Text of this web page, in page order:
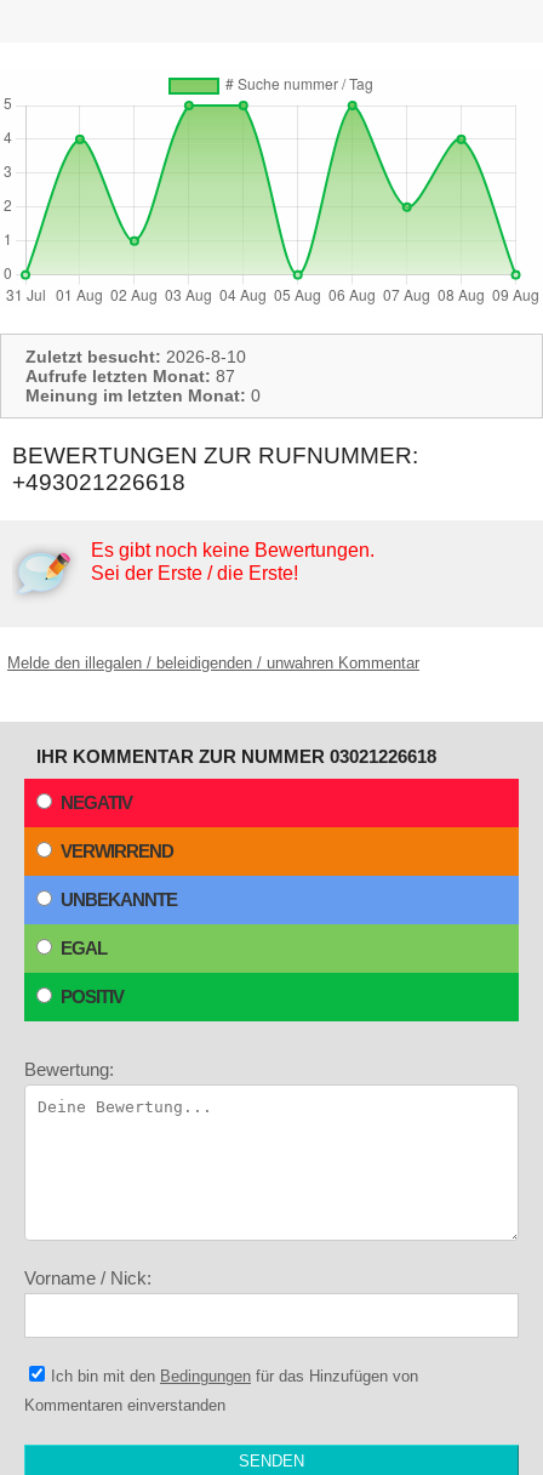
Zuletzt besucht: 2026-8-10
Aufrufe letzten Monat: 87
Meinung im letzten Monat: 0
BEWERTUNGEN ZUR RUFNUMMER:
+493021226618
Es gibt noch keine Bewertungen.
Sei der Erste / die Erste!
Melde den illegalen / beleidigenden / unwahren Kommentar
IHR KOMMENTAR ZUR NUMMER 03021226618
NEGATIV
VERWIRREND
UNBEKANNTE
EGAL
POSITIV
Bewertung:
Vorname / Nick:
Ich bin mit den Bedingungen für das Hinzufügen von
Kommentaren einverstanden